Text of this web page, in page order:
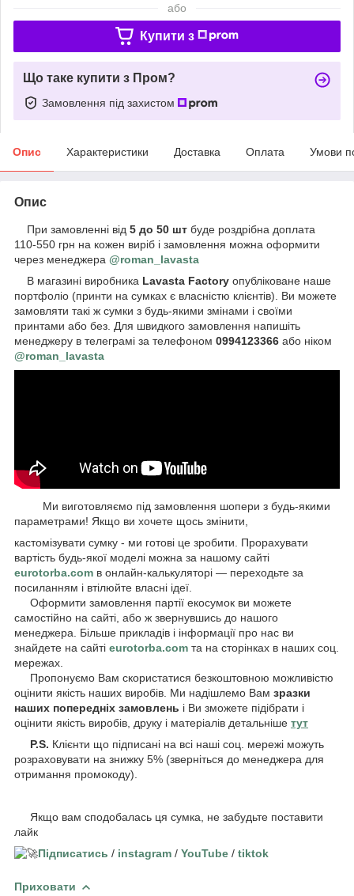
або
Купити з
Що таке купити з Пром?
Замовлення під захистом
Опис Характеристики Доставка Оплата Умови
Опис
При замовленні від 5 до 50 шт буде роздрібна доплата
110-550 грн на кожен виріб і замовлення можна оформити
через менеджера @roman_lavasta
В магазині виробника Lavasta Factory опубліковане наше
портфоліо (принти на сумках є власністю клієнтів). Ви можете
замовляти такі ж сумки з будь-якими змінами і своїми
принтами або без. Для швидкого замовлення напишіть
менеджеру в телеграмі за телефоном 0994123366 або ніком
@roman_lavasta
Ми виготовляємо під замовлення шопери з будь-якими
параметрами! Якщо ви хочете щось змінити,
кастомізувати сумку - ми готові це зробити. Прорахувати
вартість будь-якої моделі можна за нашому сайті
eurotorba.com в онлайн-калькуляторі — переходьте за
посиланням і втілюйте власні ідеї.
Оформити замовлення партії екосумок ви можете
самостійно на сайті, або ж звернувшись до нашого
менеджера. Більше прикладів і інформації про нас ви
знайдете на сайті eurotorba.com та на сторінках в наших соц.
мережах.
Пропонуємо Вам скористатися безкоштовною можливістю
оцінити якість наших виробів. Ми надішлемо Вам зразки
наших попередніх замовлень і Ви зможете підібрати і
оцінити якість виробів, друку і матеріалів детальніше тут
P.S. Клієнти що підписані на всі наші соц. мережі можуть
розраховувати на знижку 5% (зверніться до менеджера для
отримання промокоду).
Якщо вам сподобалась ця сумка, не забудьте поставити
лайк
Підписатись / instagram / YouTube / tiktok
Приховати